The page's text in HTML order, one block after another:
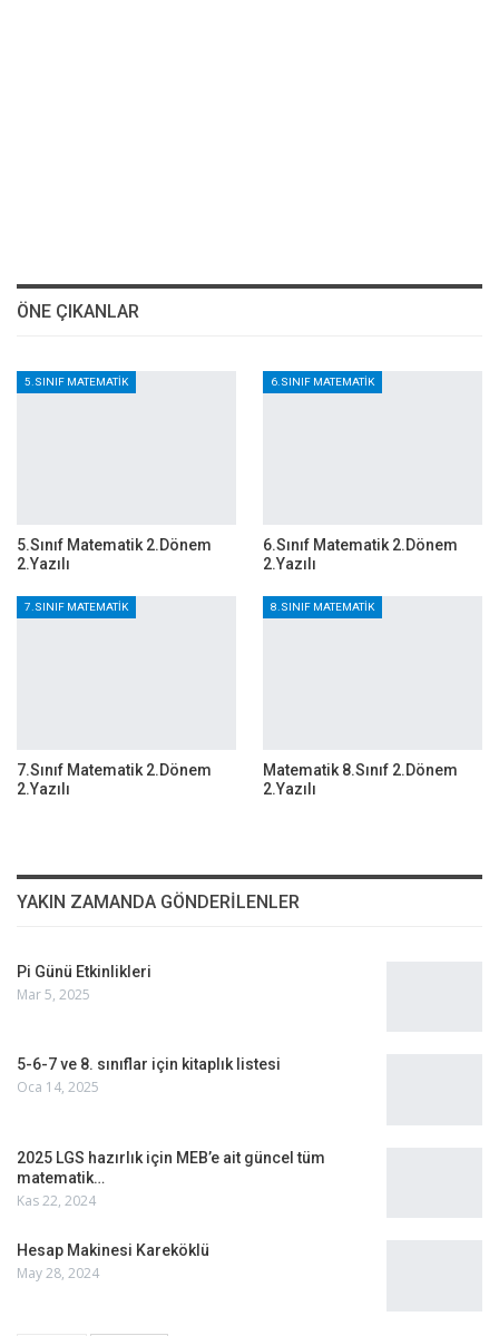
ÖNE ÇIKANLAR
5.SINIF MATEMATIK
5.Sınıf Matematik 2.Dönem
2.Yazılı
6.SINIF MATEMATIK
6.Sınıf Matematik 2.Dönem
2.Yazılı
7.SINIF MATEMATIK
7.Sınıf Matematik 2.Dönem
2.Yazılı
8.SINIF MATEMATIK
Matematik 8.Sınıf 2.Dönem
2.Yazılı
YAKIN ZAMANDA GÖNDERILENLER
Pi Günü Etkinlikleri
Mar 5, 2025
5-6-7 ve 8. sınıflar için kitaplık listesi
Oca 14, 2025
2025 LGS hazırlık için MEB’e ait güncel tüm
matematik…
Kas 22, 2024
Hesap Makinesi Kareköklü
May 28, 2024